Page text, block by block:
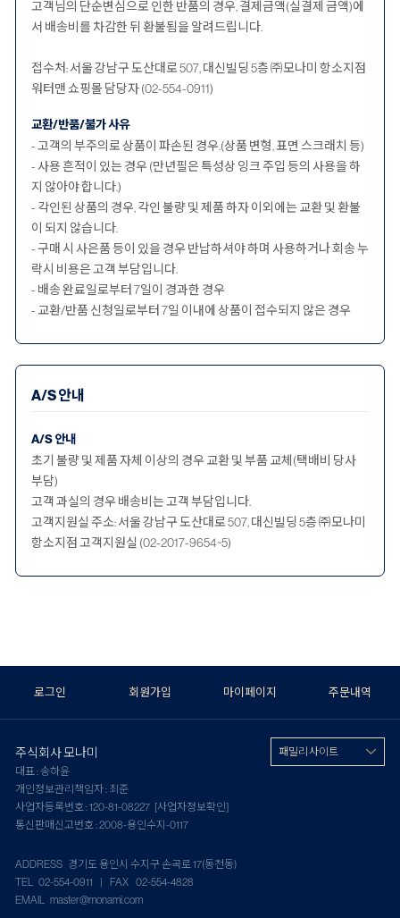
고객님의 단순변심으로 인한 반품의 경우, 결제금액(실결제 금액)에
서 배송비를 차감한 뒤 환불됨을 알려드립니다.
접수처: 서울 강남구 도산대로 507, 대신빌딩 5층 ㈜모나미 항소지점
워터맨 쇼핑몰 담당자 (02-554-0911)
교환/반품/불가 사유
- 고객의 부주의로 상품이 파손된 경우.(상품 변형, 표면 스크래치 등)
- 사용 흔적이 있는 경우 (만년필은 특성상 잉크 주입 등의 사용을 하
지 않아야 합니다.)
- 각인된 상품의 경우, 각인 불량 및 제품 하자 이외에는 교환 및 환불
이 되지 않습니다.
- 구매 시 사은품 등이 있을 경우 반납하셔야 하며 사용하거나 회송 누
락시 비용은 고객 부담입니다.
- 배송 완료일로부터 7일이 경과한 경우
- 교환/반품 신청일로부터 7일 이내에 상품이 접수되지 않은 경우
A/S 안내
A/S 안내
초기 불량 및 제품 자체 이상의 경우 교환 및 부품 교체(택배비 당사
부담)
고객 과실의 경우 배송비는 고객 부담입니다.
고객지원실 주소: 서울 강남구 도산대로 507, 대신빌딩 5층 ㈜모나미
항소지점 고객지원실 (02-2017-9654~5)
로그인 회원가입 마이페이지 주문내역
주식회사 모나미
대표 : 송하윤
개인정보관리책임자 : 최준
사업자등록번호 : 120-81-08227 [사업자정보확인]
통신판매신고번호 : 2008-용인수지-0117
ADDRESS 경기도 용인시 수지구 손곡로 17(동천동)
TEL 02-554-0911 | FAX 02-554-4828
EMAIL master@monami.com
패밀리 사이트